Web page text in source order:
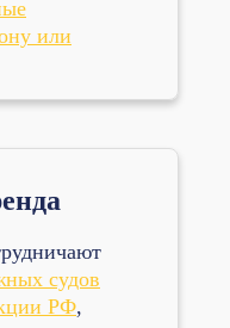
или
судов
РФ,